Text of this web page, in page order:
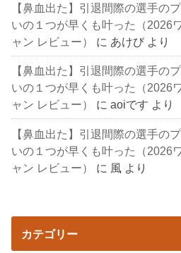
【鼻血出た】引退間際の選手の
いの１つが早くも叶った（2026
ャン レビュー）
に あけび より
【鼻血出た】引退間際の選手の
いの１つが早くも叶った（2026
ャン レビュー）
にaoiです より
【鼻血出た】引退間際の選手の
いの１つが早くも叶った（2026
ャン レビュー）
に 風 より
カテゴリー